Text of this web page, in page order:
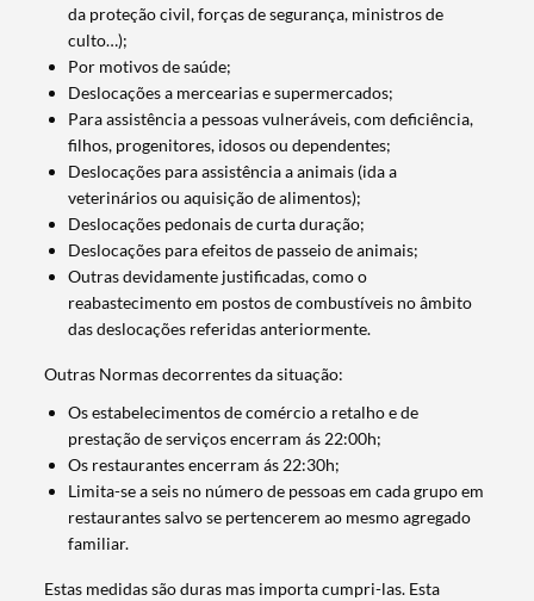
Termo de Pesquisa
da proteção civil, forças de segurança, ministros de
culto…);
Por motivos de saúde;
Deslocações a mercearias e supermercados;
Para assistência a pessoas vulneráveis, com deficiência,
filhos, progenitores, idosos ou dependentes;
Deslocações para assistência a animais (ida a
veterinários ou aquisição de alimentos);
Deslocações pedonais de curta duração;
Deslocações para efeitos de passeio de animais;
Outras devidamente justificadas, como o
reabastecimento em postos de combustíveis no âmbito
das deslocações referidas anteriormente.
Outras Normas decorrentes da situação:
Os estabelecimentos de comércio a retalho e de
prestação de serviços encerram ás 22:00h;
Os restaurantes encerram ás 22:30h;
Limita-se a seis no número de pessoas em cada grupo em
restaurantes salvo se pertencerem ao mesmo agregado
familiar.
Estas medidas são duras mas importa cumpri-las. Esta